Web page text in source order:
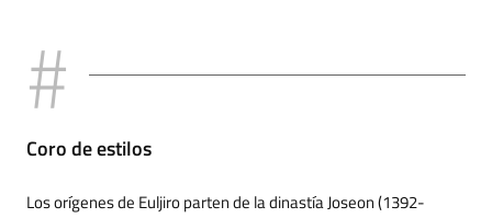
Coro de estilos
Los orígenes de Euljiro parten de la dinastía Joseon (1392-